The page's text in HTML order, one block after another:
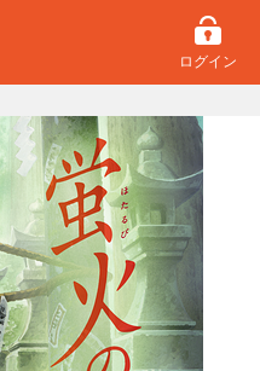
ログイン